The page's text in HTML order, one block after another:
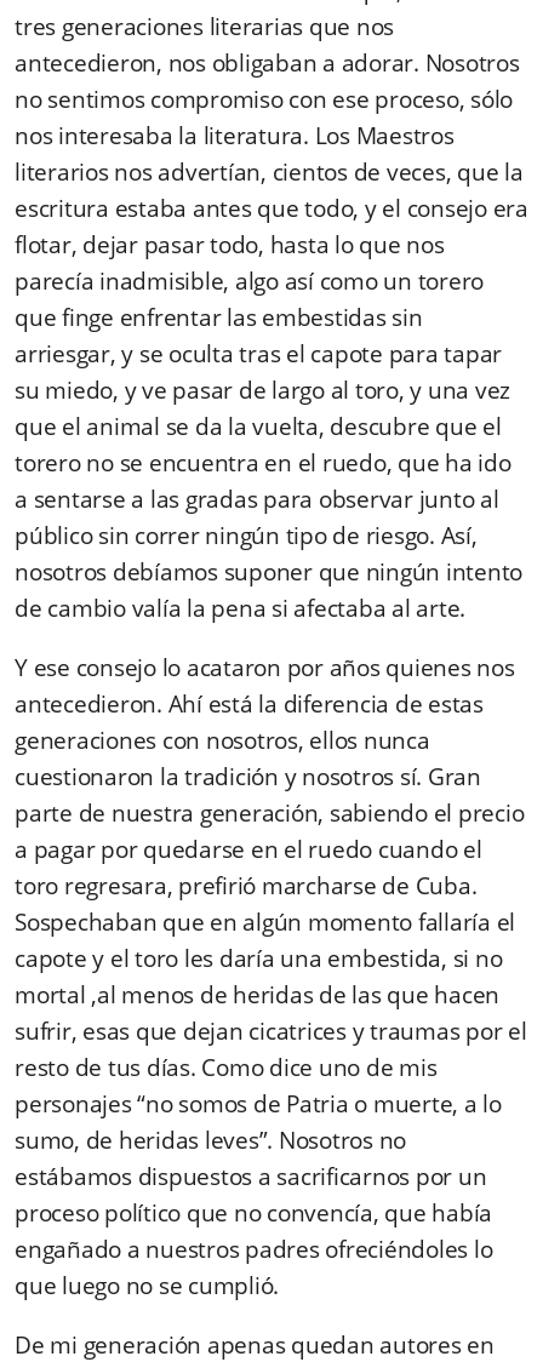
tres generaciones literarias que nos
antecedieron, nos obligaban a adorar. Nosotros
no sentimos compromiso con ese proceso, sólo
nos interesaba la literatura. Los Maestros
literarios nos advertían, cientos de veces, que la
escritura estaba antes que todo, y el consejo era
flotar, dejar pasar todo, hasta lo que nos
parecía inadmisible, algo así como un torero
que finge enfrentar las embestidas sin
arriesgar, y se oculta tras el capote para tapar
su miedo, y ve pasar de largo al toro, y una vez
que el animal se da la vuelta, descubre que el
torero no se encuentra en el ruedo, que ha ido
a sentarse a las gradas para observar junto al
público sin correr ningún tipo de riesgo. Así,
nosotros debíamos suponer que ningún intento
de cambio valía la pena si afectaba al arte.
Y ese consejo lo acataron por años quienes nos
antecedieron. Ahí está la diferencia de estas
generaciones con nosotros, ellos nunca
cuestionaron la tradición y nosotros sí. Gran
parte de nuestra generación, sabiendo el precio
a pagar por quedarse en el ruedo cuando el
toro regresara, prefirió marcharse de Cuba.
Sospechaban que en algún momento fallaría el
capote y el toro les daría una embestida, si no
mortal ,al menos de heridas de las que hacen
sufrir, esas que dejan cicatrices y traumas por el
resto de tus días. Como dice uno de mis
personajes “no somos de Patria o muerte, a lo
sumo, de heridas leves”. Nosotros no
estábamos dispuestos a sacrificarnos por un
proceso político que no convencía, que había
engañado a nuestros padres ofreciéndoles lo
que luego no se cumplió.
De mi generación apenas quedan autores en